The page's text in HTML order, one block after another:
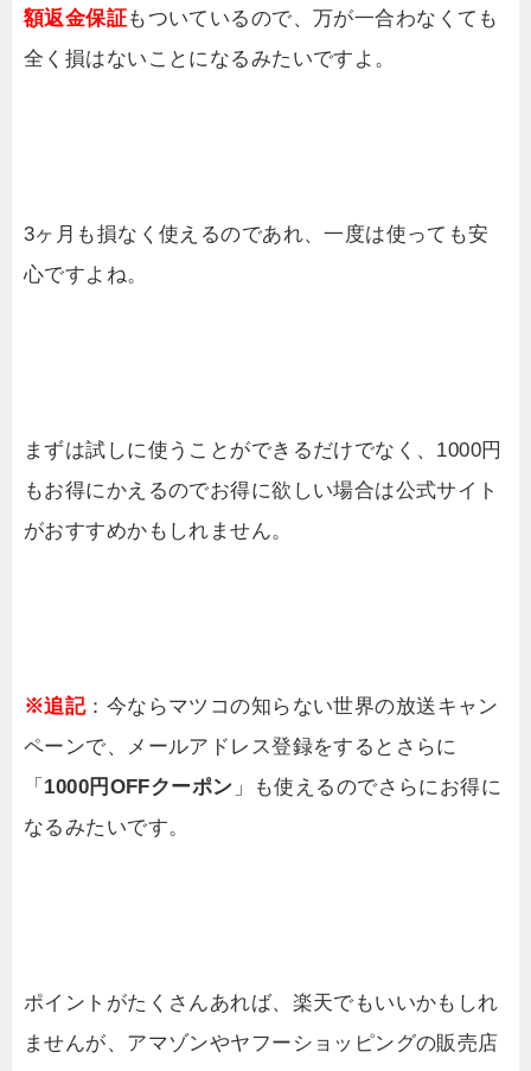
額返金保証もついているので、万が一合わなくても
全く損はないことになるみたいですよ。
3ヶ月も損なく使えるのであれ、一度は使っても安
心ですよね。
まずは試しに使うことができるだけでなく、1000円
もお得にかえるのでお得に欲しい場合は公式サイト
がおすすめかもしれません。
※追記：今ならマツコの知らない世界の放送キャン
ペーンで、メールアドレス登録をするとさらに
「 1000円OFFクーポン 」も使えるのでさらにお得に
なるみたいです。
ポイントがたくさんあれば、楽天でもいいかもしれ
ませんが、アマゾンやヤフーショッピングの販売店